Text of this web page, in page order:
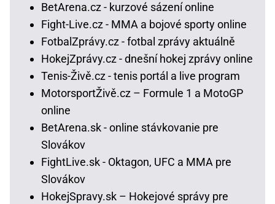
BetArena.cz - kurzové sázení online
Fight-Live.cz - MMA a bojové sporty online
FotbalZprávy.cz - fotbal zprávy aktuálně
HokejZprávy.cz - dnešní hokej zprávy online
Tenis-Živě.cz - tenis portál a live program
MotorsportŽivě.cz – Formule 1 a MotoGP
online
BetArena.sk - online stávkovanie pre
Slovákov
FightLive.sk - Oktagon, UFC a MMA pre
Slovákov
HokejSpravy.sk – Hokejové správy pre